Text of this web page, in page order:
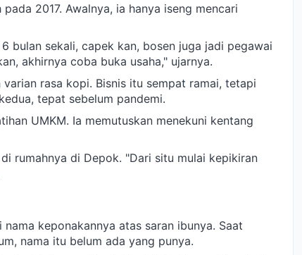
2017. Awalnya, ia hanya iseng mencari
bulan sekali, capek kan, bosen juga jadi pegawai
akhirnya coba buka usaha," ujarnya.
rasa kopi. Bisnis itu sempat ramai, tetapi
tepat sebelum pandemi.
UMKM. Ia memutuskan menekuni kentang
rumahnya di Depok. "Dari situ mulai kepikiran
keponakannya atas saran ibunya. Saat
nama itu belum ada yang punya.